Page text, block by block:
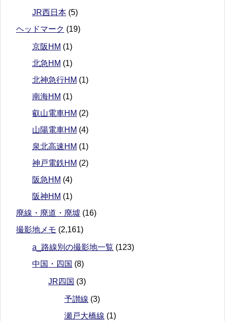
JR西日本 (5)
ヘッドマーク (19)
京阪HM (1)
北急HM (1)
北神急行HM (1)
南海HM (1)
叡山電車HM (2)
山陽電車HM (4)
泉北高速HM (1)
神戸電鉄HM (2)
阪急HM (4)
阪神HM (1)
廃線・廃道・廃墟 (16)
撮影地メモ (2,161)
a_路線別の撮影地一覧 (123)
中国・四国 (8)
JR四国 (3)
予讃線 (3)
瀬戸大橋線 (1)